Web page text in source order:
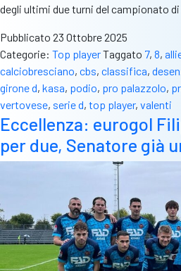
degli ultimi due turni del campionato di
Pubblicato 23 Ottobre 2025
Categorie: Top playerTaggato 7, 8,
calciobresciano, cbs, classifica,
girone d, kasa, podio, pro palazzolo,
vertovese, serie d, top player, valenti
Eccellenza: eurogol
per due, Senatore già